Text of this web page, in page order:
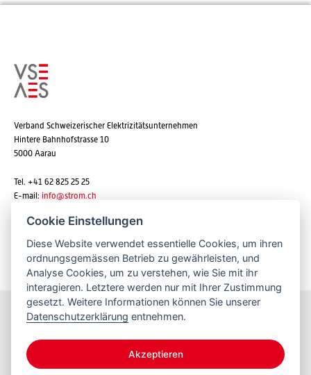
Verband Schweizerischer Elektrizitätsunternehmen
Hintere Bahnhofstrasse 10
5000 Aarau
Tel. +41 62 825 25 25
E-mail: info@strom.ch
Newsletter abonnieren
Bleiben Sie informiert
Cookie Einstellungen
Diese Website verwendet essentielle Cookies, um ihren
ordnungsgemässen Betrieb zu gewährleisten, und
Analyse Cookies, um zu verstehen, wie Sie mit ihr
interagieren. Letztere werden nur mit Ihrer Zustimmung
gesetzt. Weitere Informationen können Sie unserer
Datenschutzerklärung entnehmen.
Akzeptieren